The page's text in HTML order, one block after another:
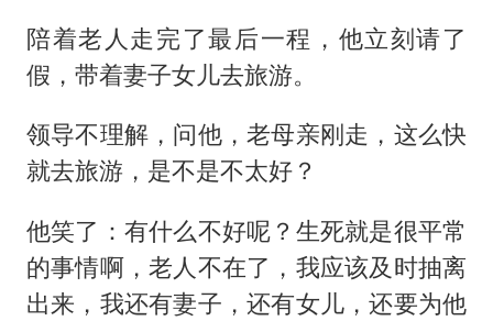
陪着老人走完了最后一程，他立刻请了
假，带着妻子女儿去旅游。
领导不理解，问他，老母亲刚走，这么快
就去旅游，是不是不太好？
他笑了：有什么不好呢？生死就是很平常
的事情啊，老人不在了，我应该及时抽离
出来，我还有妻子，还有女儿，还要为他